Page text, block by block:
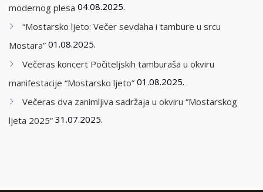
modernog plesa 04.08.2025.
“Mostarsko ljeto: Večer sevdaha i tambure u srcu
Mostara” 01.08.2025.
Večeras koncert Počiteljskih tamburaša u okviru
manifestacije “Mostarsko ljeto” 01.08.2025.
Večeras dva zanimljiva sadržaja u okviru “Mostarskog
ljeta 2025” 31.07.2025.